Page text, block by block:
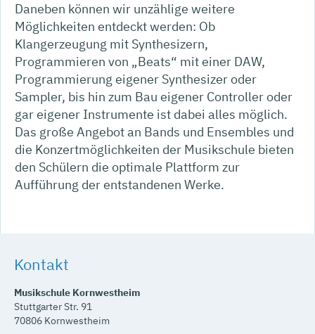
Daneben können wir unzählige weitere
Möglichkeiten entdeckt werden: Ob
Klangerzeugung mit Synthesizern,
Programmieren von „Beats“ mit einer DAW,
Programmierung eigener Synthesizer oder
Sampler, bis hin zum Bau eigener Controller oder
gar eigener Instrumente ist dabei alles möglich.
Das große Angebot an Bands und Ensembles und
die Konzertmöglichkeiten der Musikschule bieten
den Schülern die optimale Plattform zur
Aufführung der entstandenen Werke.
Kontakt
Musikschule Kornwestheim
Stuttgarter Str. 91
70806 Kornwestheim